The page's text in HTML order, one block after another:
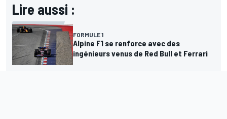
Lire aussi :
FORMULE 1
Alpine F1 se renforce avec des
ingénieurs venus de Red Bull et Ferrari